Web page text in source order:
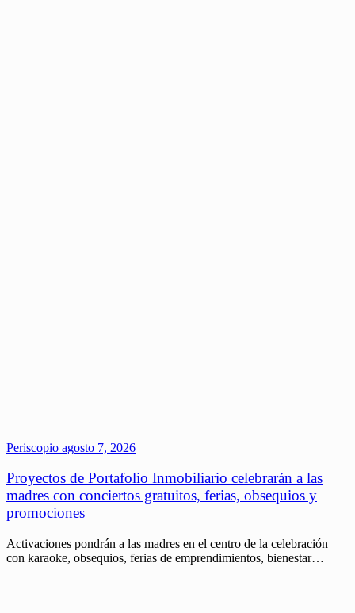
Periscopio agosto 7, 2026
Proyectos de Portafolio Inmobiliario celebrarán a las
madres con conciertos gratuitos, ferias, obsequios y
promociones
Activaciones pondrán a las madres en el centro de la celebración
con karaoke, obsequios, ferias de emprendimientos, bienestar…